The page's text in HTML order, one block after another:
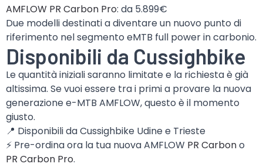
AMFLOW PR Carbon Pro: da 5.899€
Due modelli destinati a diventare un nuovo punto di
riferimento nel segmento eMTB full power in carbonio.
Disponibili da Cussighbike
Le quantità iniziali saranno limitate e la richiesta è già
altissima. Se vuoi essere tra i primi a provare la nuova
generazione e-MTB AMFLOW, questo è il momento
giusto.
📍 Disponibili da Cussighbike Udine e Trieste
⚡ Pre-ordina ora la tua nuova AMFLOW PR Carbono
PR Carbon Pro.